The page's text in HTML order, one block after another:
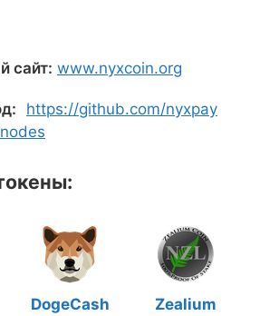
сайт: www.nyxcoin.org
https://github.com/nyxpay
DogeCash Zealium